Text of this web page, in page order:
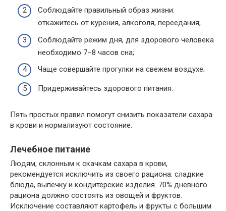
Соблюдайте правильный образ жизни:
откажитесь от курения, алкоголя, переедания;
Соблюдайте режим дня, для здорового человека
необходимо 7–8 часов сна;
Чаще совершайте прогулки на свежем воздухе;
Придерживайтесь здорового питания.
Пять простых правил помогут снизить показатели сахара
в крови и нормализуют состояние.
Лечебное питание
Людям, склонным к скачкам сахара в крови,
рекомендуется исключить из своего рациона: сладкие
блюда, выпечку и кондитерские изделия. 70% дневного
рациона должно состоять из овощей и фруктов.
Исключение составляют картофель и фрукты с большим